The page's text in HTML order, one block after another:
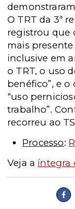
O TRT da 3ª
registrou que
mais
inclusive em
o TRT, o uso
benéfico”, e
“uso
trabalho”.
recorreu ao
Processo:
Veja a íntegra